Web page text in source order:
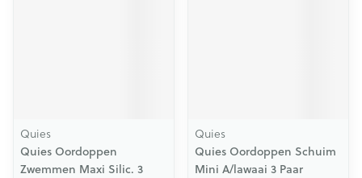
Quies
Quies Oordoppen
Zwemmen Maxi Silic. 3
Quies
Quies Oordoppen Schuim
Mini A/lawaai 3 Paar